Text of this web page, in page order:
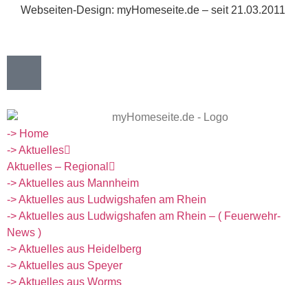
Webseiten-Design: myHomeseite.de – seit 21.03.2011
-> Home
-> Aktuelles
Aktuelles – Regional
-> Aktuelles aus Mannheim
-> Aktuelles aus Ludwigshafen am Rhein
-> Aktuelles aus Ludwigshafen am Rhein – ( Feuerwehr-
News )
-> Aktuelles aus Heidelberg
-> Aktuelles aus Speyer
-> Aktuelles aus Worms